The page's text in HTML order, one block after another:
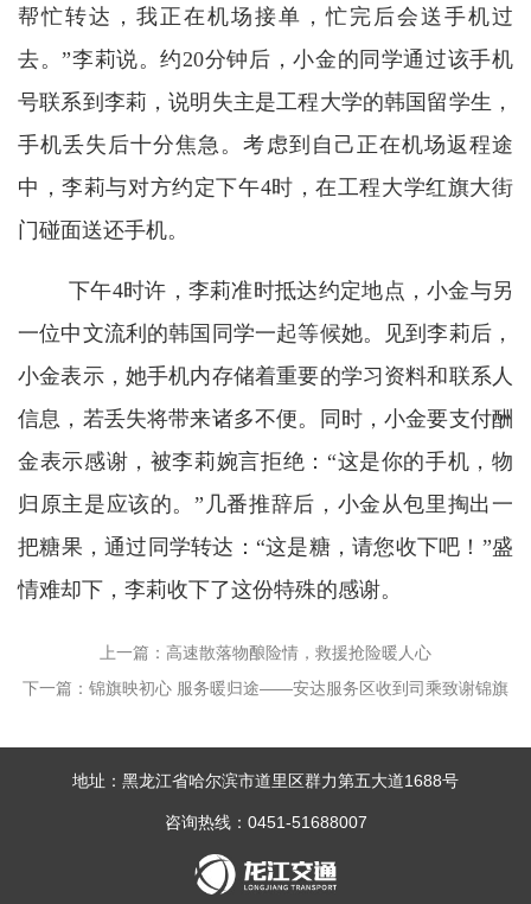
帮忙转达，我正在机场接单，忙完后会送手机过
去。”李莉说。约20分钟后，小金的同学通过该手机
号联系到李莉，说明失主是工程大学的韩国留学生，
手机丢失后十分焦急。考虑到自己正在机场返程途
中，李莉与对方约定下午4时，在工程大学红旗大街
门碰面送还手机。
下午4时许，李莉准时抵达约定地点，小金与另
一位中文流利的韩国同学一起等候她。见到李莉后，
小金表示，她手机内存储着重要的学习资料和联系人
信息，若丢失将带来诸多不便。同时，小金要支付酬
金表示感谢，被李莉婉言拒绝：“这是你的手机，物
归原主是应该的。”几番推辞后，小金从包里掏出一
把糖果，通过同学转达：“这是糖，请您收下吧！”盛
情难却下，李莉收下了这份特殊的感谢。
上一篇：高速散落物酿险情，救援抢险暖人心
下一篇：锦旗映初心 服务暖归途——安达服务区收到司乘致谢锦旗
地址：黑龙江省哈尔滨市道里区群力第五大道1688号
咨询热线：0451-51688007